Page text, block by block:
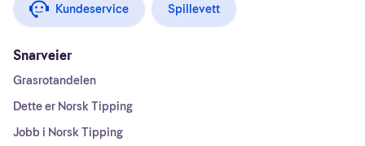
Kundeservice Spillevett
Snarveier
Grasrotandelen
Dette er Norsk Tipping
Jobb i Norsk Tipping